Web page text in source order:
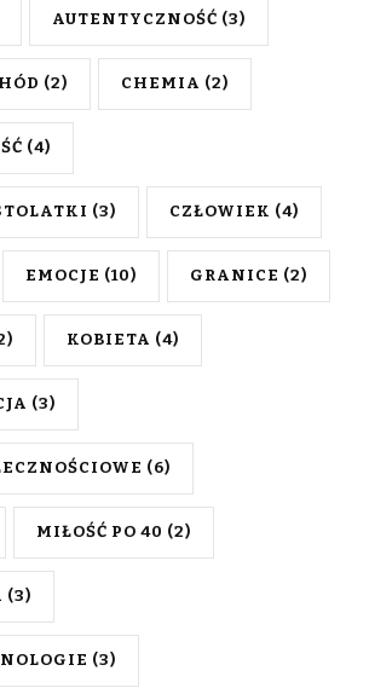
AUTENTYCZNOŚĆ (3)
(2) CHEMIA (2)
(4)
(3) CZŁOWIEK (4)
EMOCJE (10) GRANICE (2)
KOBIETA (4)
(3)
(6)
MIŁOŚĆ PO 40 (2)
(3)
(3)